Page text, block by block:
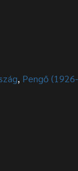
, Pengő